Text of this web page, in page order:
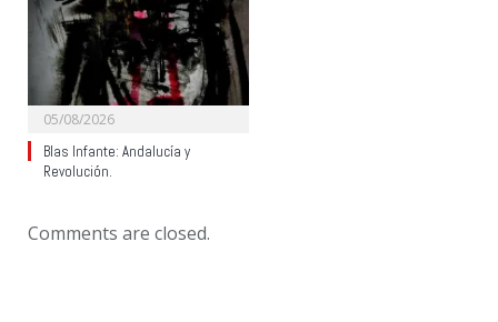
05/08/2026
Blas Infante: Andalucía y
Revolución.
Comments are closed.